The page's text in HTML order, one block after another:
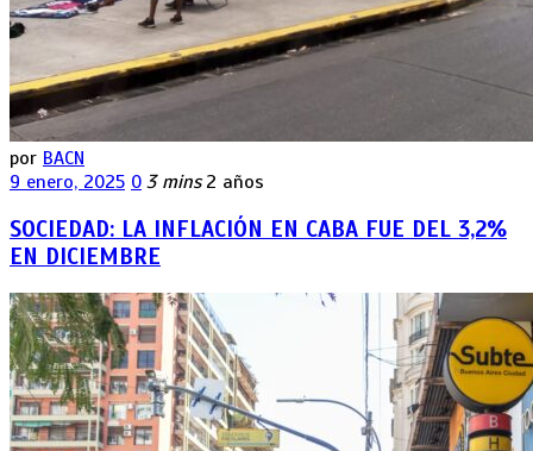
por BACN
9 enero, 2025 0 3 mins 2 años
SOCIEDAD: LA INFLACIÓN EN CABA FUE DEL 3,2%
EN DICIEMBRE